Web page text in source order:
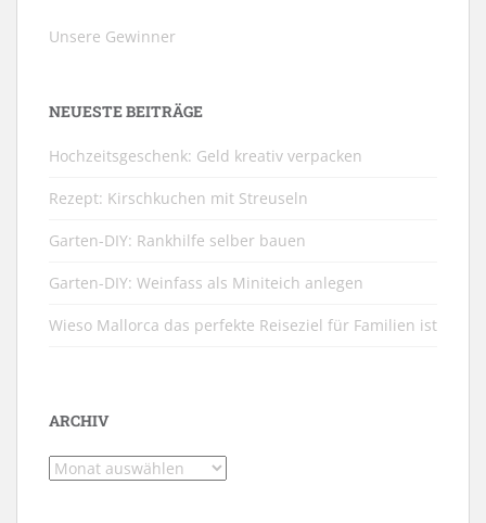
Unsere Gewinner
NEUESTE BEITRÄGE
Hochzeitsgeschenk: Geld kreativ verpacken
Rezept: Kirschkuchen mit Streuseln
Garten-DIY: Rankhilfe selber bauen
Garten-DIY: Weinfass als Miniteich anlegen
Wieso Mallorca das perfekte Reiseziel für Familien ist
ARCHIV
Archiv